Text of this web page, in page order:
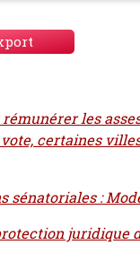
les
certaines
sénatoriales :
juridique